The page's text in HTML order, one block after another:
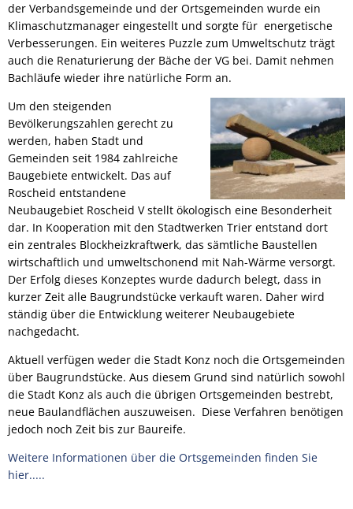
der Verbandsgemeinde und der Ortsgemeinden wurde ein
Klimaschutzmanager eingestellt und sorgte für energetische
Verbesserungen. Ein weiteres Puzzle zum Umweltschutz trägt
auch die Renaturierung der Bäche der VG bei. Damit nehmen
Bachläufe wieder ihre natürliche Form an.
Um den steigenden
Bevölkerungszahlen gerecht zu
werden, haben Stadt und
Gemeinden seit 1984 zahlreiche
Baugebiete entwickelt. Das auf
Roscheid entstandene
Neubaugebiet Roscheid V stellt ökologisch eine Besonderheit
dar. In Kooperation mit den Stadtwerken Trier entstand dort
ein zentrales Blockheizkraftwerk, das sämtliche Baustellen
wirtschaftlich und umweltschonend mit Nah-Wärme versorgt.
Der Erfolg dieses Konzeptes wurde dadurch belegt, dass in
kurzer Zeit alle Baugrundstücke verkauft waren. Daher wird
ständig über die Entwicklung weiterer Neubaugebiete
nachgedacht.
Aktuell verfügen weder die Stadt Konz noch die Ortsgemeinden
über Baugrundstücke. Aus diesem Grund sind natürlich sowohl
die Stadt Konz als auch die übrigen Ortsgemeinden bestrebt,
neue Baulandflächen auszuweisen. Diese Verfahren benötigen
jedoch noch Zeit bis zur Baureife.
Weitere Informationen über die Ortsgemeinden finden Sie
hier.....